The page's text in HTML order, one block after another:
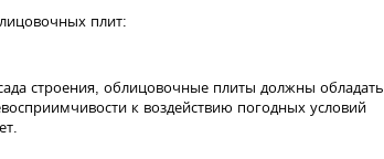
плит:
строения, облицовочные плиты должны обладать
к воздействию погодных условий